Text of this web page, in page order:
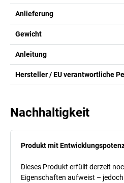
Anlieferung
Gewicht
Anleitung
Hersteller / EU verantwortliche
Nachhaltigkeit
Produkt mit
Dieses Produkt erfüllt derzeit
Eigenschaften aufweist –